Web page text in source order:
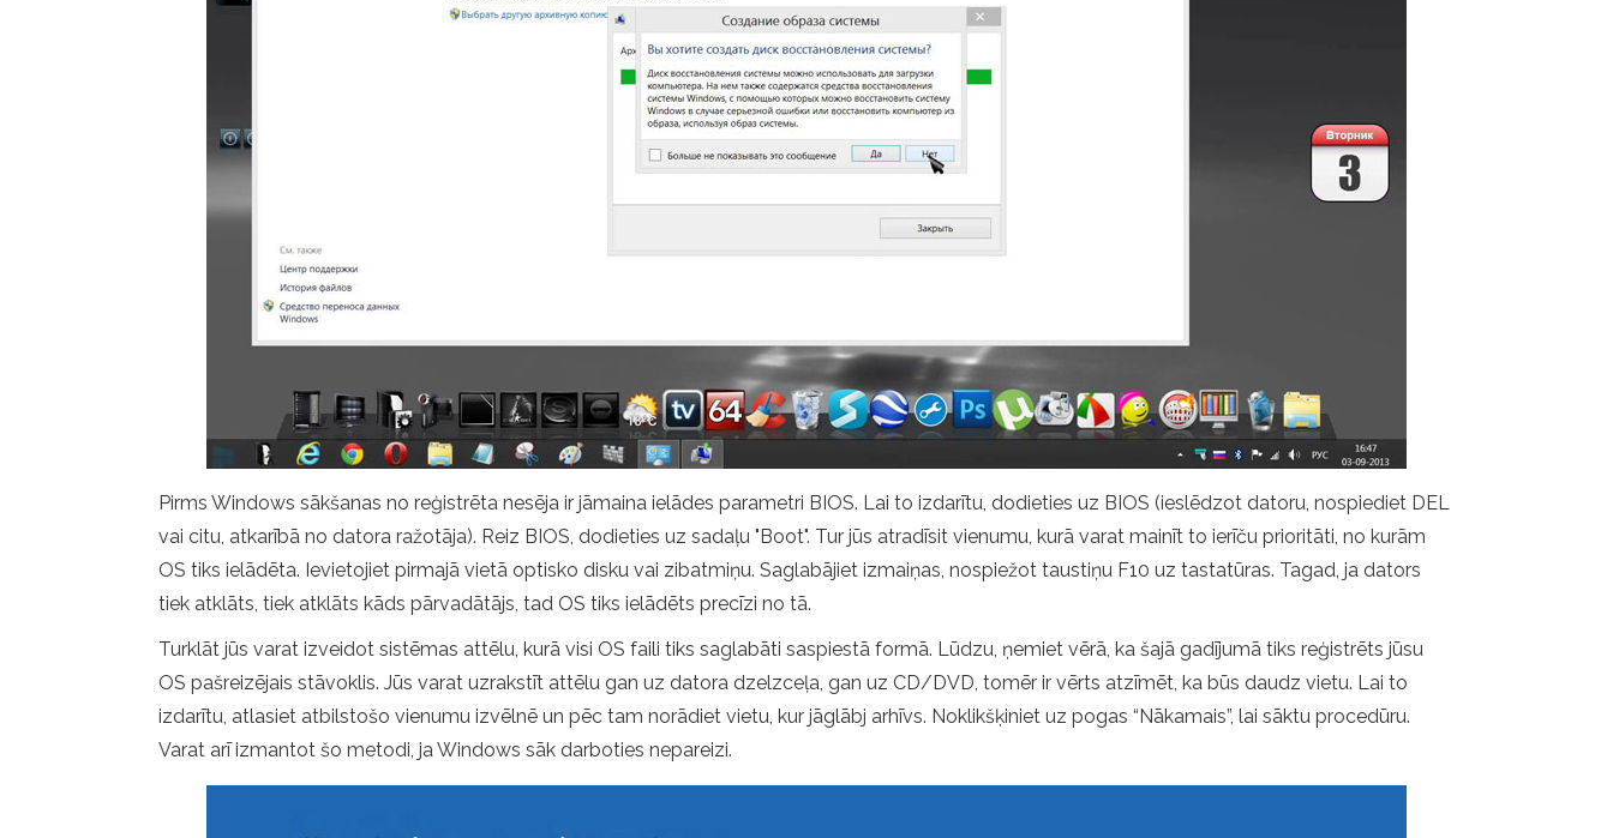
Pirms Windows sākšanas no reģistrēta nesēja ir jāmaina ielādes parametri BIOS. Lai to izdarītu, dodieties uz BIOS (ieslēdzot datoru, nospiediet DEL
vai citu, atkarībā no datora ražotāja). Reiz BIOS, dodieties uz sadaļu "Boot". Tur jūs atradīsit vienumu, kurā varat mainīt to ierīču prioritāti, no kurām
OS tiks ielādēta. Ievietojiet pirmajā vietā optisko disku vai zibatmiņu. Saglabājiet izmaiņas, nospiežot taustiņu F10 uz tastatūras. Tagad, ja dators
tiek atklāts, tiek atklāts kāds pārvadātājs, tad OS tiks ielādēts precīzi no tā.
Turklāt jūs varat izveidot sistēmas attēlu, kurā visi OS faili tiks saglabāti saspiestā formā. Lūdzu, ņemiet vērā, ka šajā gadījumā tiks reģistrēts jūsu
OS pašreizējais stāvoklis. Jūs varat uzrakstīt attēlu gan uz datora dzelzceļa, gan uz CD/DVD, tomēr ir vērts atzīmēt, ka būs daudz vietu. Lai to
izdarītu, atlasiet atbilstošo vienumu izvēlnē un pēc tam norādiet vietu, kur jāglābj arhīvs. Noklikšķiniet uz pogas “Nākamais”, lai sāktu procedūru.
Varat arī izmantot šo metodi, ja Windows sāk darboties nepareizi.